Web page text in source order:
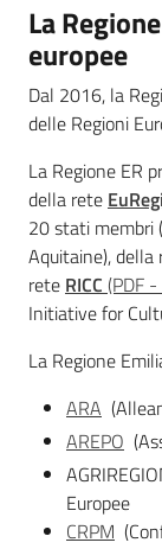
Europass
-
Sede
di
Parma
Seguici
su
La
europee
Dal 2016, la
delle Regioni
La Regione ER
della rete
20 stati membri
Aquitaine), della
rete RICC (PDF
Initiative for
La Regione
ARA
AREPO
Europee
CRPM